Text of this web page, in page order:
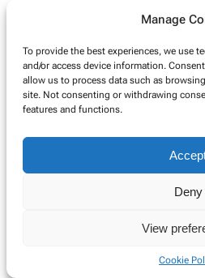
Manage
To provide the best experiences, we use
and/or access device information.
allow us to process data such as
site. Not consenting or withdrawing
features and functions.
Deny
View
Cookie